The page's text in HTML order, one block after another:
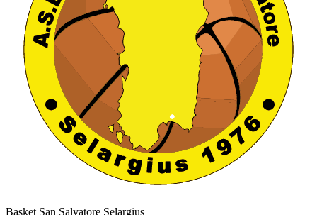
Basket San Salvatore Selargius